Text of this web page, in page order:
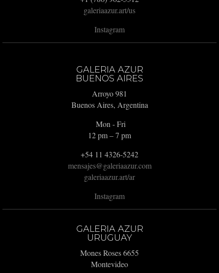
galeriaazur.art/us
Instagram
GALERIA AZUR
BUENOS AIRES
Arroyo 981
Buenos Aires, Argentina
Mon - Fri
12 pm – 7 pm
+54 11 4326-5242
mensajes@galeriaazur.com
galeriaazur.art/ar
Instagram
GALERIA AZUR
URUGUAY
Mones Roses 6655
Montevideo